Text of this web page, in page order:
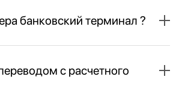
банковский терминал ?
с расчетного